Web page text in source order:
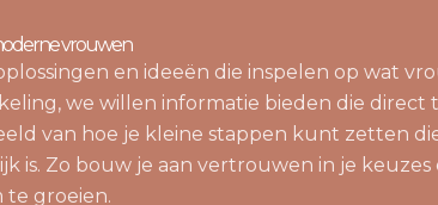
vrouwen
en ideeën die inspelen op wat
we willen informatie bieden die direct
van hoe je kleine stappen kunt zetten
is. Zo bouw je aan vertrouwen in je
te groeien.